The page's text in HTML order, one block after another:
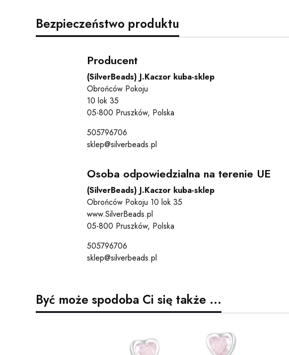
Bezpieczeństwo produktu
Producent
(SilverBeads) J.Kaczor kuba-sklep
Obrońców Pokoju
10 lok 35
05-800 Pruszków, Polska
505796706
sklep@silverbeads.pl
Osoba odpowiedzialna na terenie UE
(SilverBeads) J.Kaczor kuba-sklep
Obrońców Pokoju 10 lok 35
www.SilverBeads.pl
05-800 Pruszków, Polska
505796706
sklep@silverbeads.pl
Być może spodoba Ci się także ...